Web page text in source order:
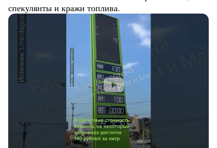
спекулянты и кражи топлива.